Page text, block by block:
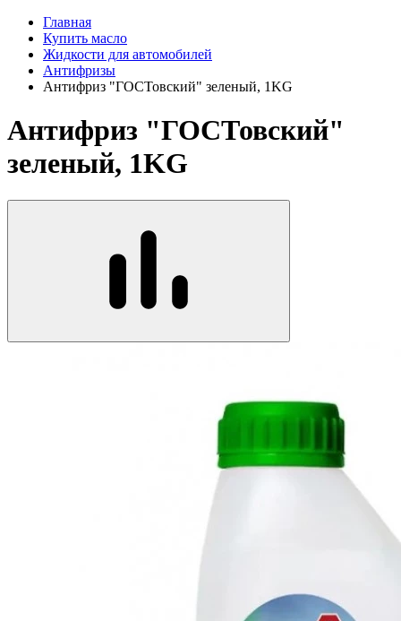
Главная
Купить масло
Жидкости для автомобилей
Антифризы
Антифриз "ГОСТовский" зеленый, 1KG
Антифриз "ГОСТовский"
зеленый, 1KG